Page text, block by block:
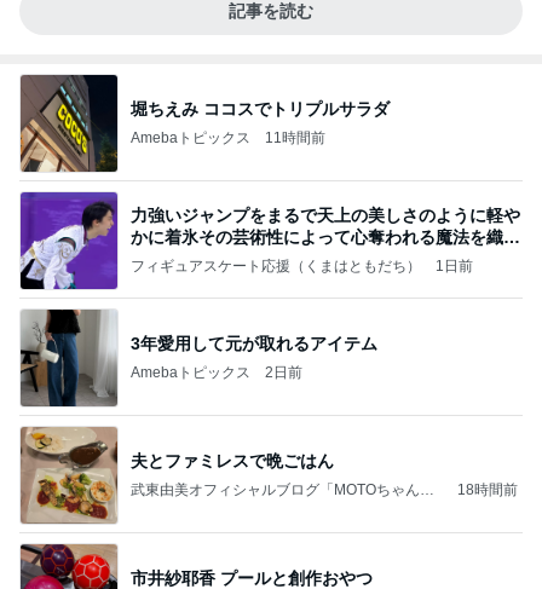
記事を読む
堀ちえみ ココスでトリプルサラダ
Amebaトピックス 11時間前
力強いジャンプをまるで天上の美しさのように軽や
かに着氷その芸術性によって心奪われる魔法を織り
なす
フィギュアスケート応援（くまはともだち） 1日前
3年愛用して元が取れるアイテム
Amebaトピックス 2日前
夫とファミレスで晩ごはん
武東由美オフィシャルブログ「MOTOちゃんと
18時間前
市井紗耶香 プールと創作おやつ